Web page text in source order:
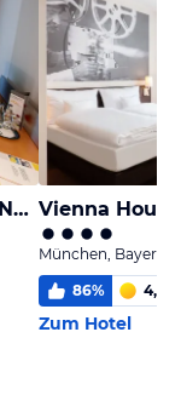
GHOTEL hotel & living München-Nymphenburg
München, Bayern
86% 4,6
Zum Hotel